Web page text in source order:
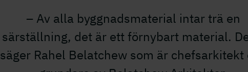
– Av alla byggnadsmaterial intar trä en
särställning, det är ett förnybart material.
säger Rahel Belatchew som är chefsarkitekt